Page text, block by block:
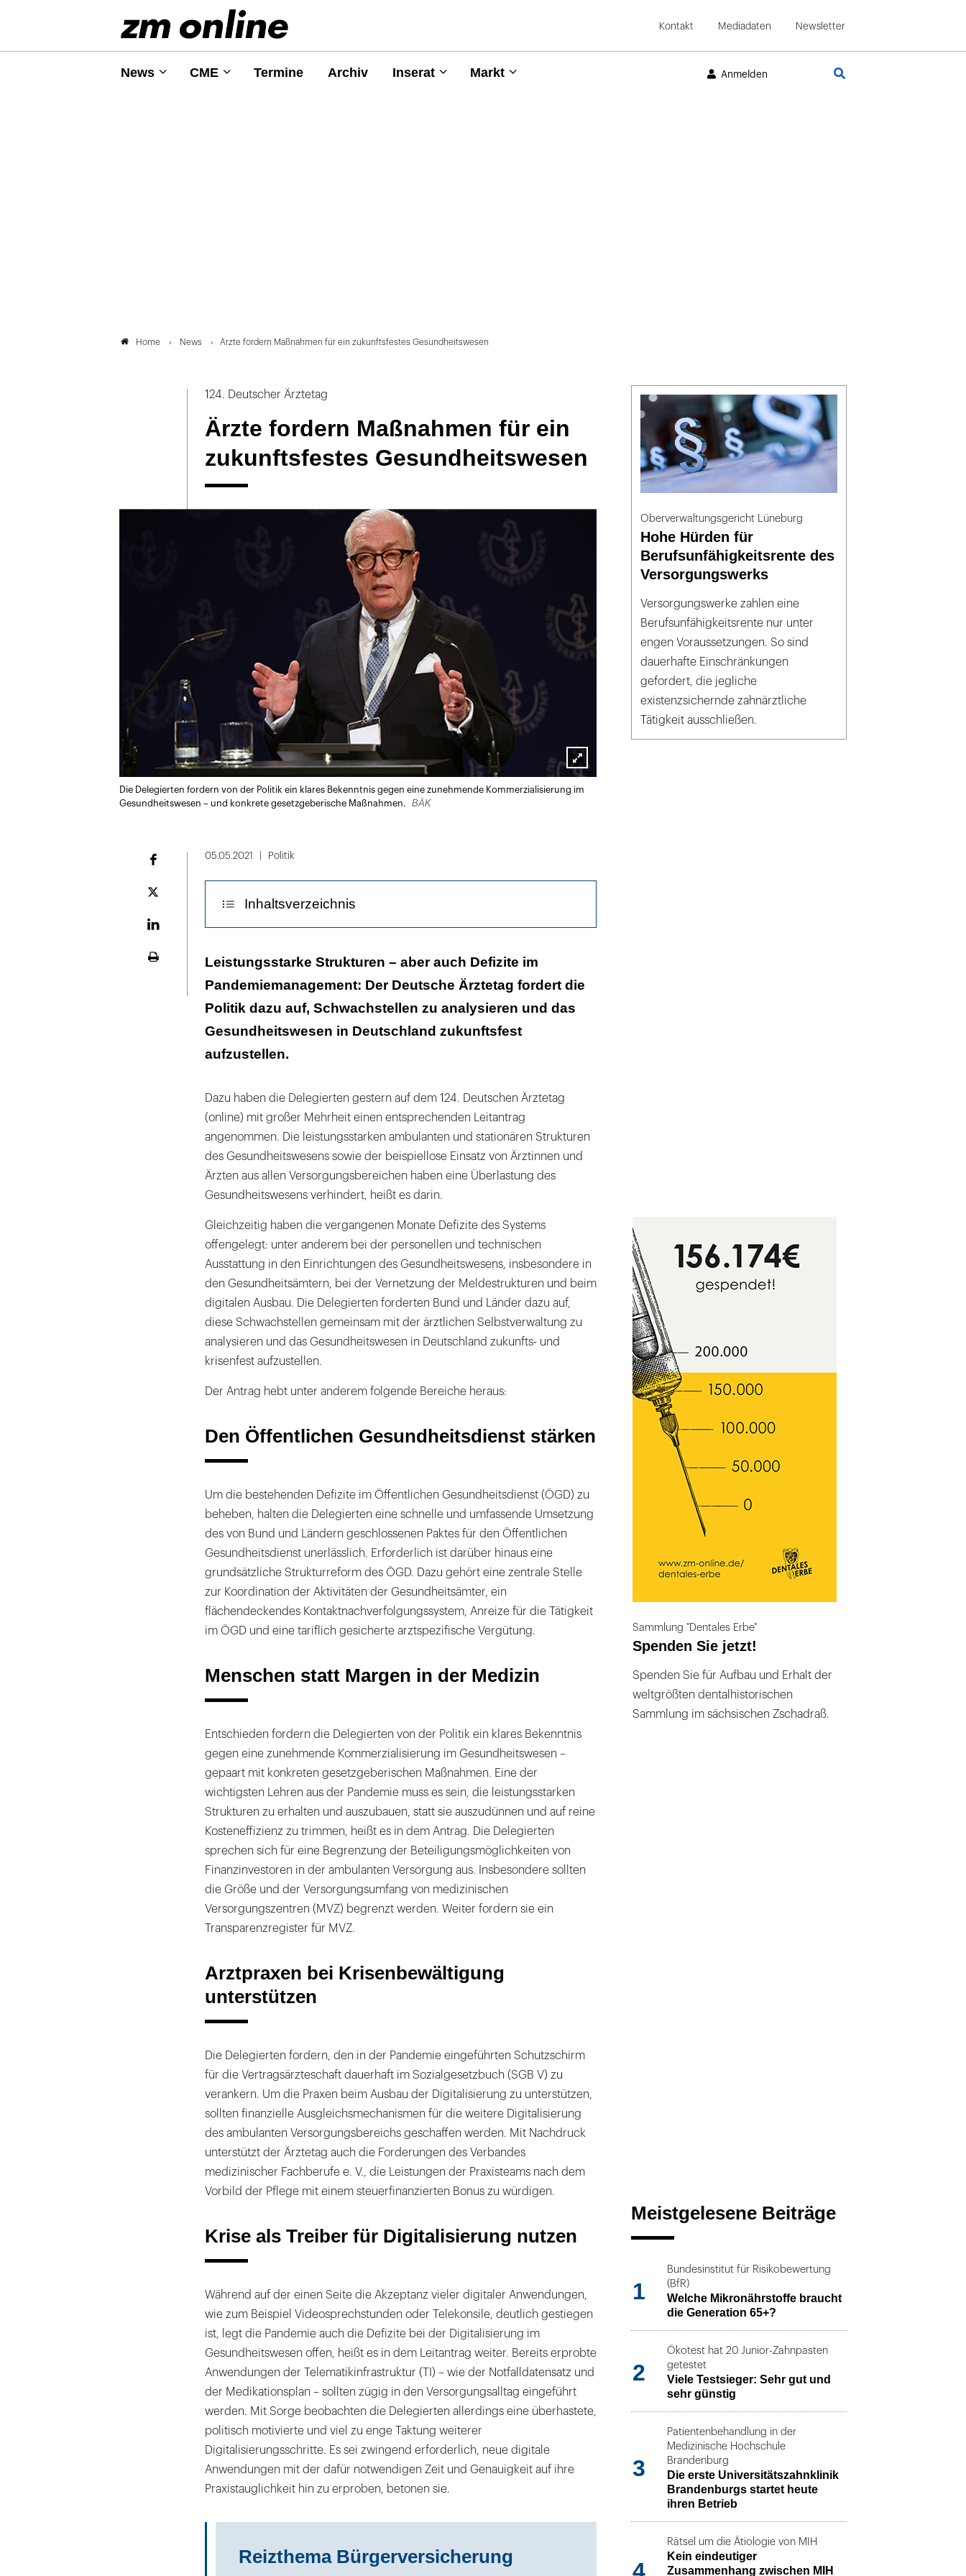
Kontakt Mediadaten Newsletter
News CME Termine Archiv Inserat Markt Anmelden
Home News Ärzte fordern Maßnahmen für ein zukunftsfestes Gesundheitswesen
124. Deutscher Ärztetag
Ärzte fordern Maßnahmen für ein
zukunftsfestes Gesundheitswesen
Lightbox
öffnen
Die Delegierten fordern von der Politik ein klares Bekenntnis gegen eine zunehmende Kommerzialisierung im
Gesundheitswesen – und konkrete gesetzgeberische Maßnahmen.
BÄK
Plattform
05.05.2021 Politik
Inhaltsverzeichnis
Den Öffentlichen Gesundheitsdienst stärken
Menschen statt Margen in der Medizin
Arztpraxen bei Krisenbewältigung unterstützen
Krise als Treiber für Digitalisierung nutzen
Leistungsstarke Strukturen – aber auch Defizite im
Pandemiemanagement: Der Deutsche Ärztetag fordert die
Politik dazu auf, Schwachstellen zu analysieren und das
Gesundheitswesen in Deutschland zukunftsfest
aufzustellen.
Dazu haben die Delegierten gestern auf dem 124. Deutschen Ärztetag
(online) mit großer Mehrheit einen entsprechenden Leitantrag
angenommen. Die leistungsstarken ambulanten und stationären Strukturen
des Gesundheitswesens sowie der beispiellose Einsatz von Ärztinnen und
Ärzten aus allen Versorgungsbereichen haben eine Überlastung des
Gesundheitswesens verhindert, heißt es darin.
Gleichzeitig haben die vergangenen Monate Defizite des Systems
offengelegt: unter anderem bei der personellen und technischen
Ausstattung in den Einrichtungen des Gesundheitswesens, insbesondere in
den Gesundheitsämtern, bei der Vernetzung der Meldestrukturen und beim
digitalen Ausbau. Die Delegierten forderten Bund und Länder dazu auf,
diese Schwachstellen gemeinsam mit der ärztlichen Selbstverwaltung zu
analysieren und das Gesundheitswesen in Deutschland zukunfts- und
krisenfest aufzustellen.
Der Antrag hebt unter anderem folgende Bereiche heraus:
Den Öffentlichen Gesundheitsdienst stärken
Um die bestehenden Defizite im Öffentlichen Gesundheitsdienst (ÖGD) zu
beheben, halten die Delegierten eine schnelle und umfassende Umsetzung
des von Bund und Ländern geschlossenen Paktes für den Öffentlichen
Gesundheitsdienst unerlässlich. Erforderlich ist darüber hinaus eine
grundsätzliche Strukturreform des ÖGD. Dazu gehört eine zentrale Stelle
zur Koordination der Aktivitäten der Gesundheitsämter, ein
flächendeckendes Kontaktnachverfolgungssystem, Anreize für die Tätigkeit
im ÖGD und eine tariflich gesicherte arztspezifische Vergütung.
Menschen statt Margen in der Medizin
Entschieden fordern die Delegierten von der Politik ein klares Bekenntnis
gegen eine zunehmende Kommerzialisierung im Gesundheitswesen –
gepaart mit konkreten gesetzgeberischen Maßnahmen. Eine der
wichtigsten Lehren aus der Pandemie muss es sein, die leistungsstarken
Strukturen zu erhalten und auszubauen, statt sie auszudünnen und auf reine
Kosteneffizienz zu trimmen, heißt es in dem Antrag. Die Delegierten
sprechen sich für eine Begrenzung der Beteiligungsmöglichkeiten von
Finanzinvestoren in der ambulanten Versorgung aus. Insbesondere sollten
die Größe und der Versorgungsumfang von medizinischen
Versorgungszentren (MVZ) begrenzt werden. Weiter fordern sie ein
Transparenzregister für MVZ.
Arztpraxen bei Krisenbewältigung
unterstützen
Die Delegierten fordern, den in der Pandemie eingeführten Schutzschirm
für die Vertragsärzteschaft dauerhaft im Sozialgesetzbuch (SGB V) zu
verankern. Um die Praxen beim Ausbau der Digitalisierung zu unterstützen,
sollten finanzielle Ausgleichsmechanismen für die weitere Digitalisierung
des ambulanten Versorgungsbereichs geschaffen werden. Mit Nachdruck
unterstützt der Ärztetag auch die Forderungen des Verbandes
medizinischer Fachberufe e. V., die Leistungen der Praxisteams nach dem
Vorbild der Pflege mit einem steuerfinanzierten Bonus zu würdigen.
Krise als Treiber für Digitalisierung nutzen
Während auf der einen Seite die Akzeptanz vieler digitaler Anwendungen,
wie zum Beispiel Videosprechstunden oder Telekonsile, deutlich gestiegen
ist, legt die Pandemie auch die Defizite bei der Digitalisierung im
Gesundheitswesen offen, heißt es in dem Leitantrag weiter. Bereits erprobte
Anwendungen der Telematikinfrastruktur (TI) – wie der Notfalldatensatz und
der Medikationsplan – sollten zügig in den Versorgungsalltag eingeführt
werden. Mit Sorge beobachten die Delegierten allerdings eine überhastete,
politisch motivierte und viel zu enge Taktung weiterer
Digitalisierungsschritte. Es sei zwingend erforderlich, neue digitale
Anwendungen mit der dafür notwendigen Zeit und Genauigkeit auf ihre
Praxistauglichkeit hin zu erproben, betonen sie.
Reizthema Bürgerversicherung
Oberverwaltungsgericht Lüneburg
Hohe Hürden für
Berufsunfähigkeitsrente des
Versorgungswerks
Versorgungswerke zahlen eine
Berufsunfähigkeitsrente nur unter
engen Voraussetzungen. So sind
dauerhafte Einschränkungen
gefordert, die jegliche
existenzsichernde zahnärztliche
Tätigkeit ausschließen.
Sammlung "Dentales Erbe"
Spenden Sie jetzt!
Spenden Sie für Aufbau und Erhalt der
weltgrößten dentalhistorischen
Sammlung im sächsischen Zschadraß.
Meistgelesene Beiträge
1
Bundesinstitut für Risikobewertung
(BfR)
Welche Mikronährstoffe braucht
die Generation 65+?
2
Ökotest hat 20 Junior-Zahnpasten
getestet
Viele Testsieger: Sehr gut und
sehr günstig
3
Patientenbehandlung in der
Medizinische Hochschule
Brandenburg
Die erste Universitätszahnklinik
Brandenburgs startet heute
ihren Betrieb
4
Rätsel um die Ätiologie von MIH
Kein eindeutiger
Zusammenhang zwischen MIH